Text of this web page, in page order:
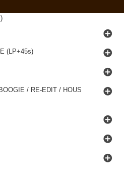
(LP+45s)
/ RE-EDIT / HOUS